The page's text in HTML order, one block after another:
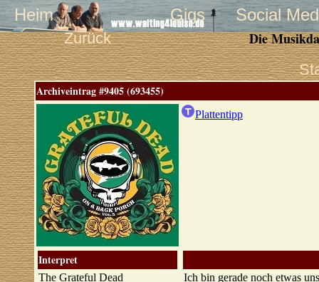
Heim Gigs Social
Zurück Die
Archiveintrag #9405 (693455)
Plattentipp
Interpret
The Grateful Dead
Ich bin gerade noch etwas